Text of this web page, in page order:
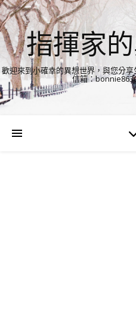
指揮家
歡迎來到小確幸的異想世界，與您分
信箱：